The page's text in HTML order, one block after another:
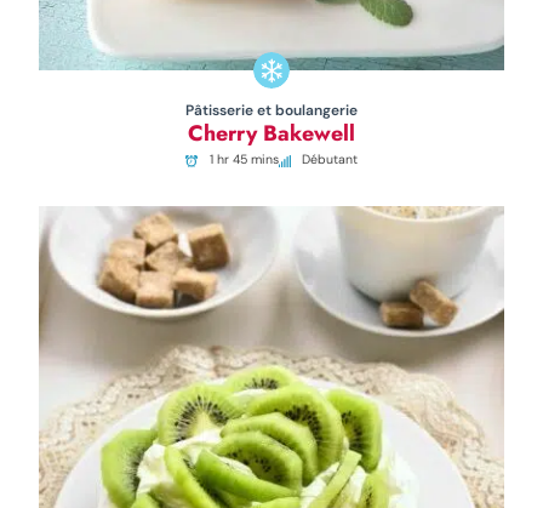
Pâtisserie et boulangerie
Cherry Bakewell
1 hr 45 mins Débutant